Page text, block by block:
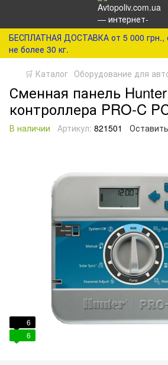
БЕСПЛАТНАЯ ДОСТАВКА от 5 000
не более 30 кг.
🛒 Каталог Оборудование для
Сменная панель
контроллера PRO-C
В наличии Артикул: 821501
6
6